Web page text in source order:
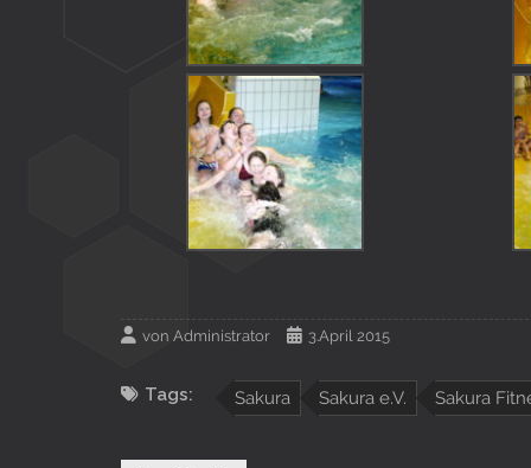
von Administrator 3.April 2015
Tags: Sakura Sakura e.V. Sakura